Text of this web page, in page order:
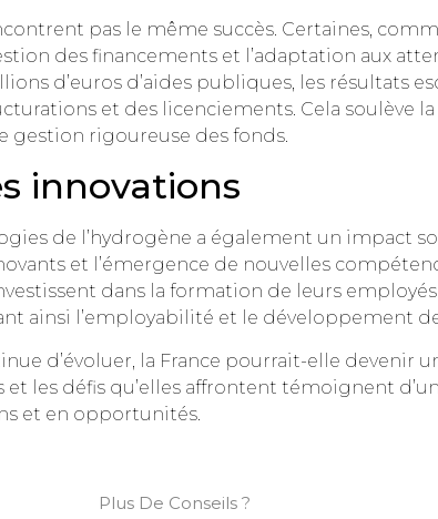
pas le même succès. Certaines,
des financements et l’adaptation aux
d’euros d’aides publiques, les résultats
et des licenciements. Cela soulève
gestion rigoureuse des fonds.
innovations
de l’hydrogène a également un impact
et l’émergence de nouvelles
dans la formation de leurs
ainsi l’employabilité et le développement
d’évoluer, la France pourrait-elle devenir
les défis qu’elles affrontent témoignent
et en opportunités.
Plus De Conseils ?